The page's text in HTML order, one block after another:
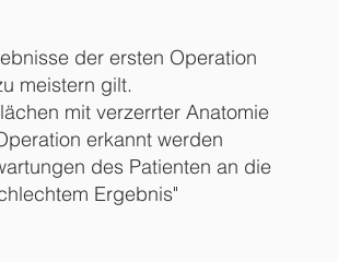
der ersten Operation
meistern gilt.
mit verzerrter Anatomie
erkannt werden
des Patienten an die
Ergebnis"